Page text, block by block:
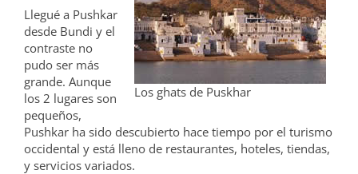
Los ghats de Puskhar
Llegué a Pushkar
desde Bundi y el
contraste no
pudo ser más
grande. Aunque
los 2 lugares son
pequeños,
Pushkar ha sido descubierto hace tiempo por el turismo
occidental y está lleno de restaurantes, hoteles, tiendas,
y servicios variados.